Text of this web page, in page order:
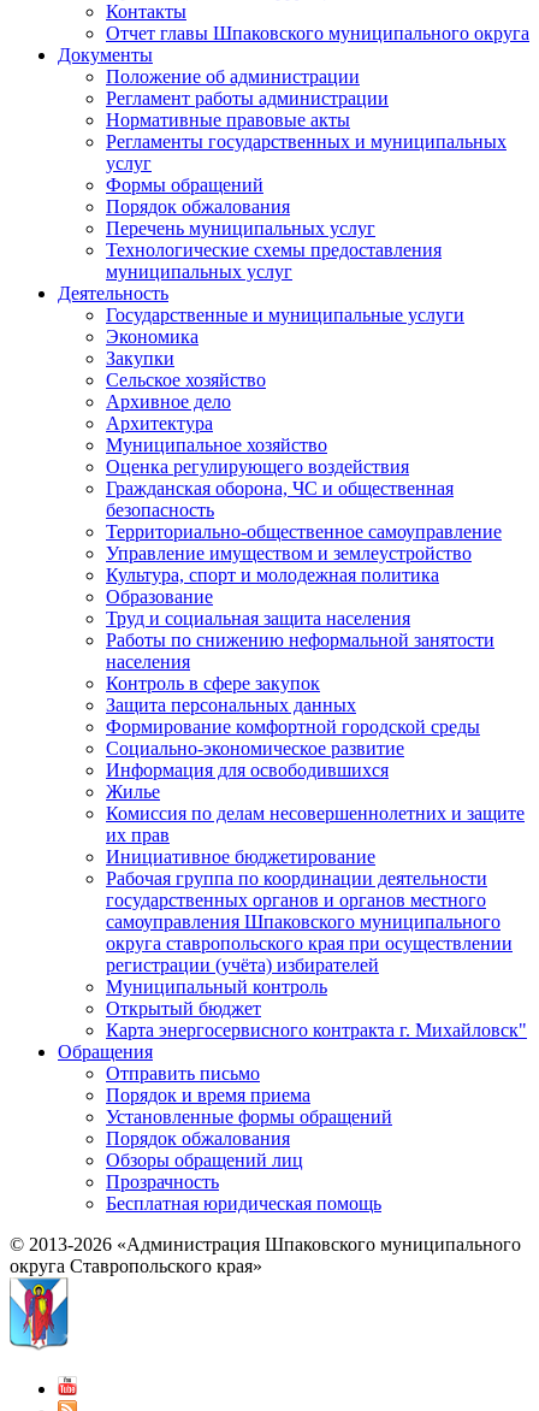
Контакты
Отчет главы Шпаковского муниципального округа
Документы
Положение об администрации
Регламент работы администрации
Нормативные правовые акты
Регламенты государственных и муниципальных
услуг
Формы обращений
Порядок обжалования
Перечень муниципальных услуг
Технологические схемы предоставления
муниципальных услуг
Деятельность
Государственные и муниципальные услуги
Экономика
Закупки
Сельское хозяйство
Архивное дело
Архитектура
Муниципальное хозяйство
Оценка регулирующего воздействия
Гражданская оборона, ЧС и общественная
безопасность
Территориально-общественное самоуправление
Управление имуществом и землеустройство
Культура, спорт и молодежная политика
Образование
Труд и социальная защита населения
Работы по снижению неформальной занятости
населения
Контроль в сфере закупок
Защита персональных данных
Формирование комфортной городской среды
Социально-экономическое развитие
Информация для освободившихся
Жилье
Комиссия по делам несовершеннолетних и защите
их прав
Инициативное бюджетирование
Рабочая группа по координации деятельности
государственных органов и органов местного
самоуправления Шпаковского муниципального
округа ставропольского края при осуществлении
регистрации (учёта) избирателей
Муниципальный контроль
Открытый бюджет
Карта энергосервисного контракта г. Михайловск"
Обращения
Отправить письмо
Порядок и время приема
Установленные формы обращений
Порядок обжалования
Обзоры обращений лиц
Прозрачность
Бесплатная юридическая помощь
© 2013-2026 «Администрация Шпаковского муниципального
округа Ставропольского края»